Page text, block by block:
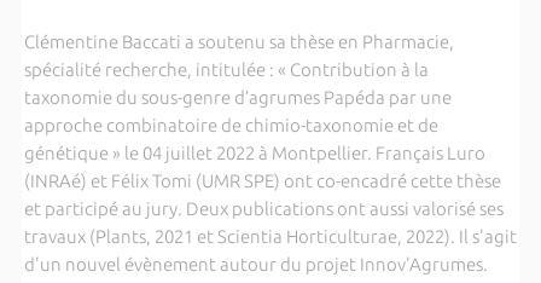
Clémentine Baccati a soutenu sa thèse en Pharmacie,
spécialité recherche, intitulée : « Contribution à la
taxonomie du sous-genre d’agrumes Papéda par une
approche combinatoire de chimio-taxonomie et de
génétique » le 04 juillet 2022 à Montpellier. Français Luro
(INRAé) et Félix Tomi (UMR SPE) ont co-encadré cette thèse
et participé au jury. Deux publications ont aussi valorisé ses
travaux (Plants, 2021 et Scientia Horticulturae, 2022). Il s'agit
d'un nouvel évènement autour du projet Innov'Agrumes.